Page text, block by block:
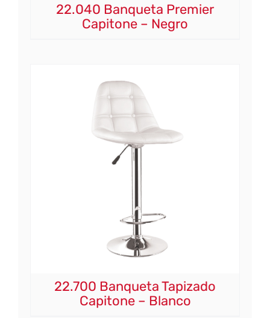
22.040 Banqueta Premier
Capitone – Negro
22.700 Banqueta Tapizado
Capitone – Blanco